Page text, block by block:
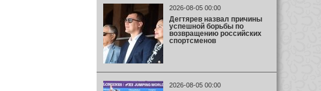
2026-08-05 00:00
Дегтярев назвал причины
успешной борьбы по
возвращению российских
спортсменов
2026-08-05 00:00